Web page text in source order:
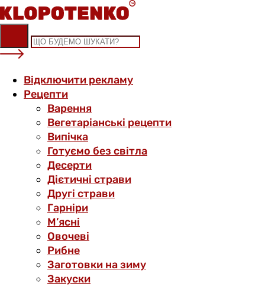
Skip
to
content
Відключити рекламу
Рецепти
Варення
Вегетаріанські рецепти
Випічка
Готуємо без світла
Десерти
Дієтичні страви
Другі страви
Гарніри
М’ясні
Овочеві
Рибне
Заготовки на зиму
Закуски